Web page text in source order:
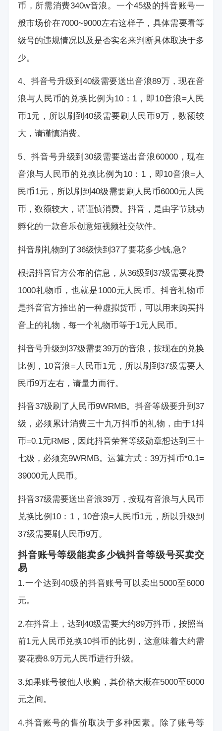
币，所需消费340w音浪。一个45级的抖音账号一
般市场价在7000~9000左右这样子，具体需要看等
级号的违规情况以及是否实名来判断具体取决于多
少。
4、抖音号升级到40级需要送出音浪89万，现在音
浪与人民币的兑换比例为10：1，即10音浪=人民
币1元，所以刷到40级需要刷人民币9万，数额较
大，请谨慎消费。
5、抖音号升级到30级需要送出音浪60000，现在
音浪与人民币的兑换比例为10：1，即10音浪=人
民币1元，所以刷到40级需要刷人民币6000元人民
币，数额较大，请谨慎消费。抖音，是由字节跳动
孵化的一款音乐创意短视频社交软件。
抖音刷礼物到了36级快到37了要花多少钱,急?
根据抖音官方公布的信息，从36级到37级需要花费
1000礼物币，也就是1000元人民币。抖音礼物币
是抖音官方推出的一种虚拟货币，可以用来购买抖
音上的礼物，每一个礼物币等于1元人民币。
抖音号升级到37级需要39万的音浪，按现在的兑换
比例，10音浪=人民币1元，所以刷到37级需要人
民币9万左右，请量力而行。
抖音37级刷了人民币9WRMB。抖音等级要升到37
级，必须累计消费三十九万抖币的礼物，由于1抖
币=0.1元RMB，因此抖音荣誉等级勋章想达到三十
七级，必须充9WRMB。运算方式：39万抖币*0.1=
39000元人民币。
抖音37级需要送出音浪39万，按现有音浪与人民币
兑换比例10：1，10音浪=人民币1元，所以升级到
37级需要刷人民币9万。
抖音账号等级能卖多少钱抖音等级号买卖交
易
1.一个达到40级的抖音账号可以卖出5000至6000
元。
2.在抖音上，达到40级需要大约89万抖币，按照当
前1元人民币兑换10抖币的比例，这意味着大约需
要花费8.9万元人民币进行升级。
3.如果账号被他人收购，其价格大概在5000至6000
元之间。
4.抖音账号的售价取决于多种因素。除了账号等